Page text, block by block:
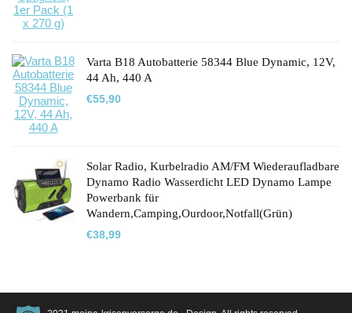
Varta B18 Autobatterie 58344 Blue Dynamic, 12V,
44 Ah, 440 A
€55,90
Solar Radio, Kurbelradio AM/FM Wiederaufladbare
Dynamo Radio Wasserdicht LED Dynamo Lampe
Powerbank für
Wandern,Camping,Ourdoor,Notfall(Grün)
€38,99